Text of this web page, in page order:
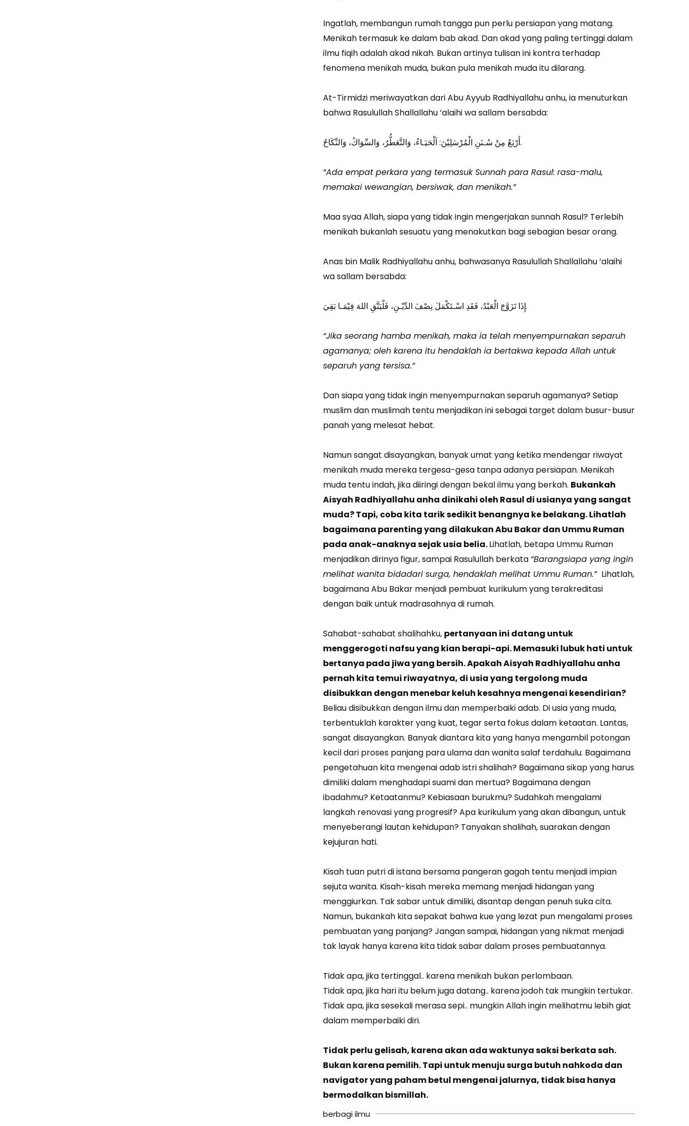
Ingatlah, membangun rumah tangga pun perlu persiapan yang matang.
Menikah termasuk ke dalam bab akad. Dan akad yang paling tertinggi dalam
ilmu fiqih adalah akad nikah. Bukan artinya tulisan ini kontra terhadap
fenomena menikah muda, bukan pula menikah muda itu dilarang.
At-Tirmidzi meriwayatkan dari Abu Ayyub Radhiyallahu anhu, ia menuturkan
bahwa Rasulullah Shallallahu ‘alaihi wa sallam bersabda:
أَرْبَعٌ مِنْ سُـنَنِ الْمُرْسَلِيْنَ: اَلْحَيَـاءُ، وَالتَّعَطُّرُ، وَالسِّوَاكُ، وَالنِّكَاحُ.
“Ada empat perkara yang termasuk Sunnah para Rasul: rasa-malu,
memakai wewangian, bersiwak, dan menikah.”
Maa syaa Allah, siapa yang tidak ingin mengerjakan sunnah Rasul? Terlebih
menikah bukanlah sesuatu yang menakutkan bagi sebagian besar orang.
Anas bin Malik Radhiyallahu anhu, bahwasanya Rasulullah Shallallahu ‘alaihi
wa sallam bersabda:
إِذَا تَزَوَّجَ الْعَبْدُ، فَقَدِ اسْـتَكْمَلَ نِصْفَ الدِّيْـنِ، فَلْيَتَّقِ اللهَ فِيْمَـا بَقِيَ.
“Jika seorang hamba menikah, maka ia telah menyempurnakan separuh
agamanya; oleh karena itu hendaklah ia bertakwa kepada Allah untuk
separuh yang tersisa.”
Dan siapa yang tidak ingin menyempurnakan separuh agamanya? Setiap
muslim dan muslimah tentu menjadikan ini sebagai target dalam busur-busur
panah yang melesat hebat.
Namun sangat disayangkan, banyak umat yang ketika mendengar riwayat
menikah muda mereka tergesa-gesa tanpa adanya persiapan. Menikah
muda tentu indah, jika diiringi dengan bekal ilmu yang berkah. Bukankah
Aisyah Radhiyallahu anha dinikahi oleh Rasul di usianya yang sangat
muda? Tapi, coba kita tarik sedikit benangnya ke belakang. Lihatlah
bagaimana parenting yang dilakukan Abu Bakar dan Ummu Ruman
pada anak-anaknya sejak usia belia.Lihatlah, betapa Ummu Ruman
menjadikan dirinya figur, sampai Rasulullah berkata “Barangsiapa yang ingin
melihat wanita bidadari surga, hendaklah melihat Ummu Ruman.” Lihatlah,
bagaimana Abu Bakar menjadi pembuat kurikulum yang terakreditasi
dengan baik untuk madrasahnya di rumah.
Sahabat-sahabat shalihahku, pertanyaan ini datang untuk
menggerogoti nafsu yang kian berapi-api. Memasuki lubuk hati untuk
bertanya pada jiwa yang bersih. Apakah Aisyah Radhiyallahu anha
pernah kita temui riwayatnya, di usia yang tergolong muda
disibukkan dengan menebar keluh kesahnya mengenai kesendirian?
Beliau disibukkan dengan ilmu dan memperbaiki adab. Di usia yang muda,
terbentuklah karakter yang kuat, tegar serta fokus dalam ketaatan. Lantas,
sangat disayangkan. Banyak diantara kita yang hanya mengambil potongan
kecil dari proses panjang para ulama dan wanita salaf terdahulu. Bagaimana
pengetahuan kita mengenai adab istri shalihah? Bagaimana sikap yang harus
dimiliki dalam menghadapi suami dan mertua? Bagaimana dengan
ibadahmu? Ketaatanmu? Kebiasaan burukmu? Sudahkah mengalami
langkah renovasi yang progresif? Apa kurikulum yang akan dibangun, untuk
menyeberangi lautan kehidupan? Tanyakan shalihah, suarakan dengan
kejujuran hati.
Kisah tuan putri di istana bersama pangeran gagah tentu menjadi impian
sejuta wanita. Kisah-kisah mereka memang menjadi hidangan yang
menggiurkan. Tak sabar untuk dimiliki, disantap dengan penuh suka cita.
Namun, bukankah kita sepakat bahwa kue yang lezat pun mengalami proses
pembuatan yang panjang? Jangan sampai, hidangan yang nikmat menjadi
tak layak hanya karena kita tidak sabar dalam proses pembuatannya.
Tidak apa, jika tertinggal.. karena menikah bukan perlombaan.
Tidak apa, jika hari itu belum juga datang.. karena jodoh tak mungkin tertukar.
Tidak apa, jika sesekali merasa sepi.. mungkin Allah ingin melihatmu lebih giat
dalam memperbaiki diri.
Tidak perlu gelisah, karena akan ada waktunya saksi berkata sah.
Bukan karena pemilih. Tapi untuk menuju surga butuh nahkoda dan
navigator yang paham betul mengenai jalurnya, tidak bisa hanya
bermodalkan bismillah.
berbagi ilmu